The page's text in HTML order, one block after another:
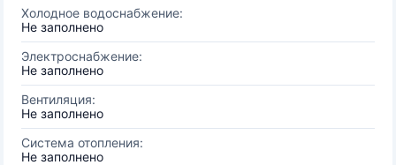
Холодное водоснабжение:
Не заполнено
Электроснабжение:
Не заполнено
Вентиляция:
Не заполнено
Система отопления:
Не заполнено